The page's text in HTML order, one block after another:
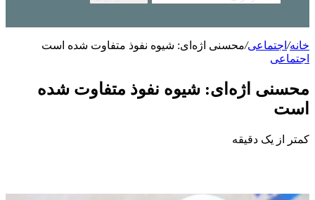
خانه/ اجتماعی/محسنی اژه‌ای: شیوه نفوذ متفاوت شده است
اجتماعی
محسنی اژه‌ای: شیوه نفوذ متفاوت شده
است
کمتر از یک دقیقه